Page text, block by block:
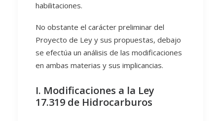
habilitaciones.
No obstante el carácter preliminar del
Proyecto de Ley y sus propuestas, debajo
se efectúa un análisis de las modificaciones
en ambas materias y sus implicancias.
I. Modificaciones a la Ley
17.319 de Hidrocarburos